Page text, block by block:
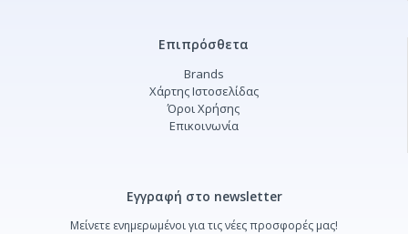
Επιπρόσθετα
Brands
Χάρτης Ιστοσελίδας
Όροι Χρήσης
Επικοινωνία
Εγγραφή στο newsletter
Μείνετε ενημερωμένοι για τις νέες προσφορές μας!